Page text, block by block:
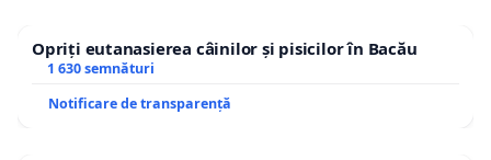
Opriți eutanasierea câinilor și pisicilor în Bacău
1 630 semnături
Notificare de transparență